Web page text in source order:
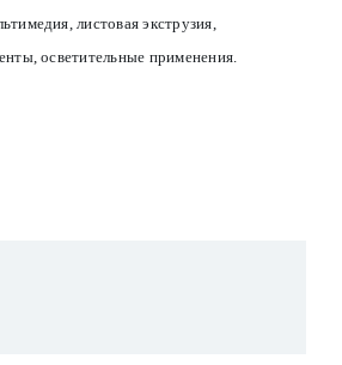
листовая экструзия,
осветительные применения.